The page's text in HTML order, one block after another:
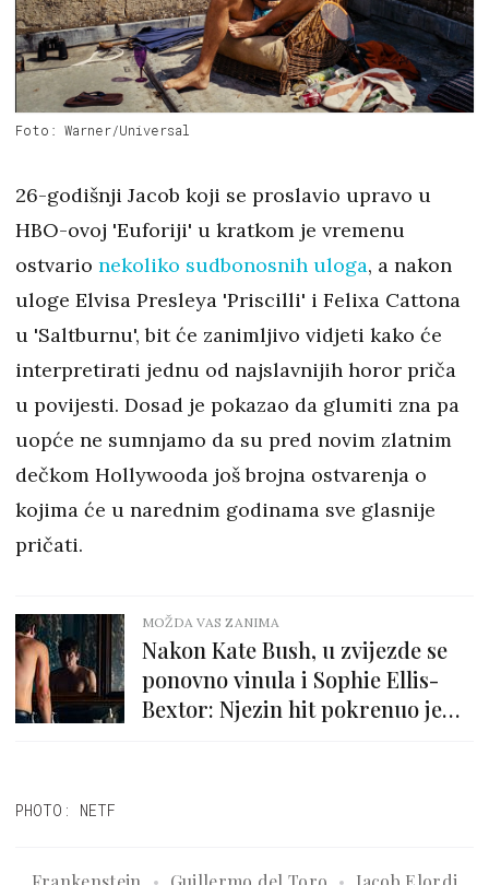
Foto: Warner/Universal
26-godišnji Jacob koji se proslavio upravo u
HBO-ovoj 'Euforiji' u kratkom je vremenu
ostvario nekoliko sudbonosnih uloga, a nakon
uloge Elvisa Presleya 'Priscilli' i Felixa Cattona
u 'Saltburnu', bit će zanimljivo vidjeti kako će
interpretirati jednu od najslavnijih horor priča
u povijesti. Dosad je pokazao da glumiti zna pa
uopće ne sumnjamo da su pred novim zlatnim
dečkom Hollywooda još brojna ostvarenja o
kojima će u narednim godinama sve glasnije
pričati.
MOŽDA VAS ZANIMA
Nakon Kate Bush, u zvijezde se
ponovno vinula i Sophie Ellis-
Bextor: Njezin hit pokrenuo je
PHOTO: NETF